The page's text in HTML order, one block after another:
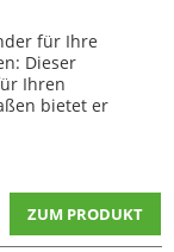
für Ihre
Dieser
Ihren
bietet er
ZUM PRODUKT